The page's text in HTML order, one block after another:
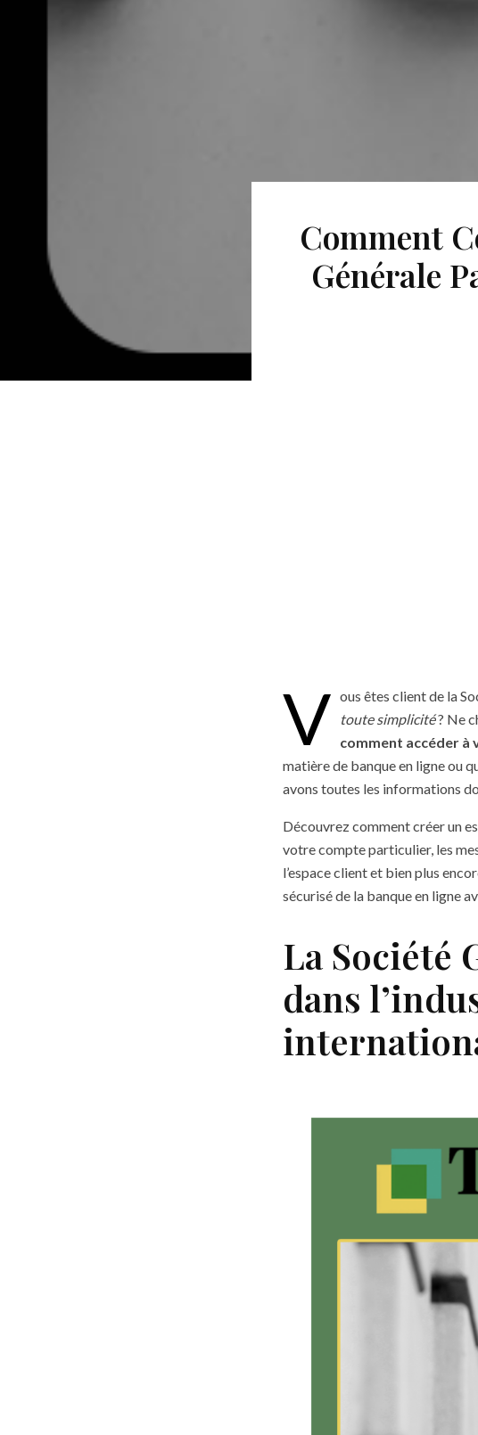
Comment
Générale
V ous êtes client de la
toute simplicité? Ne
comment accéder à
matière de banque en ligne ou
avons toutes les informations
Découvrez comment créer un
votre compte particulier, les
l’espace client et bien plus
sécurisé de la banque en ligne
La Société
dans